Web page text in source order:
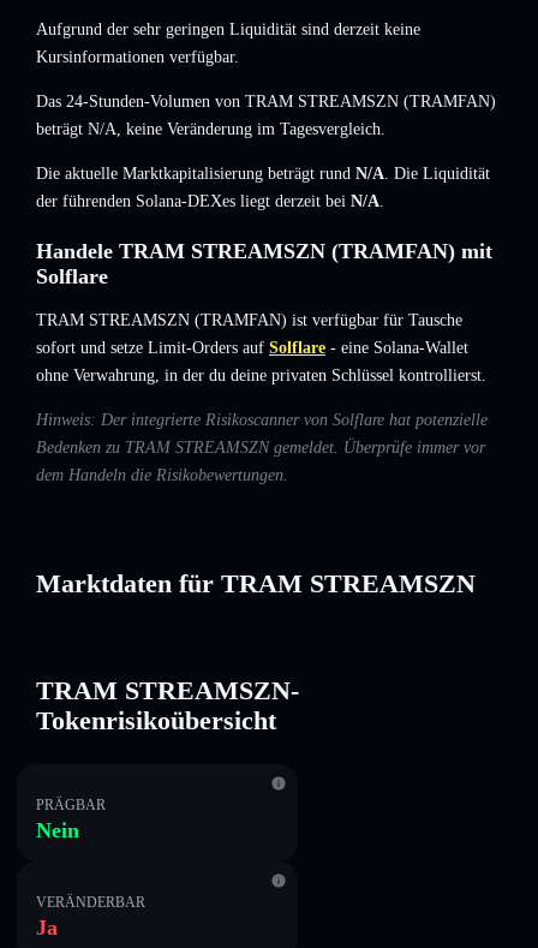
Aufgrund der sehr geringen Liquidität sind derzeit keine
Kursinformationen verfügbar.
Das 24-Stunden-Volumen von TRAM STREAMSZN (TRAMFAN)
beträgt N/A, keine Veränderung im Tagesvergleich.
Die aktuelle Marktkapitalisierung beträgt rund N/A. Die Liquidität
der führenden Solana-DEXes liegt derzeit bei N/A.
Handele TRAM STREAMSZN (TRAMFAN) mit
Solflare
TRAM STREAMSZN (TRAMFAN) ist verfügbar für Tausche
sofort und setze Limit-Orders auf Solflare - eine Solana-Wallet
ohne Verwahrung, in der du deine privaten Schlüssel kontrollierst.
Hinweis: Der integrierte Risikoscanner von Solflare hat potenzielle
Bedenken zu TRAM STREAMSZN gemeldet. Überprüfe immer vor
dem Handeln die Risikobewertungen.
Marktdaten für TRAM STREAMSZN
TRAM STREAMSZN-
Tokenrisikoübersicht
PRÄGBAR
Nein
VERÄNDERBAR
Ja